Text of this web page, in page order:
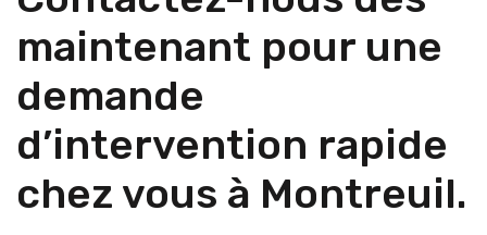
maintenant pour une
demande
d’intervention rapide
chez vous à Montreuil.